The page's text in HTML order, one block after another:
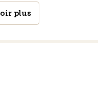
plus